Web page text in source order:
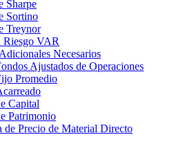
Sharpe
Sortino
Treynor
Riesgo VAR
Necesarios
Ajustados de Operaciones
Promedio
Capital
Patrimonio
de Precio de Material Directo